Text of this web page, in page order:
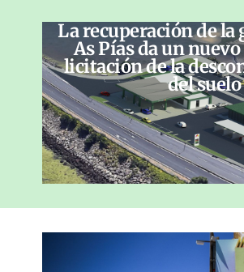
La recuperación de la
As Pías da un
licitación de la
del suelo